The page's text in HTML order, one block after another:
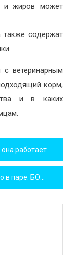
и жиров может
также содержат
с ветеринарным
корм,
и в каких
она работает
День влюбленных — только для тех, кто в паре. БОМБОРА ПРОТИВ!